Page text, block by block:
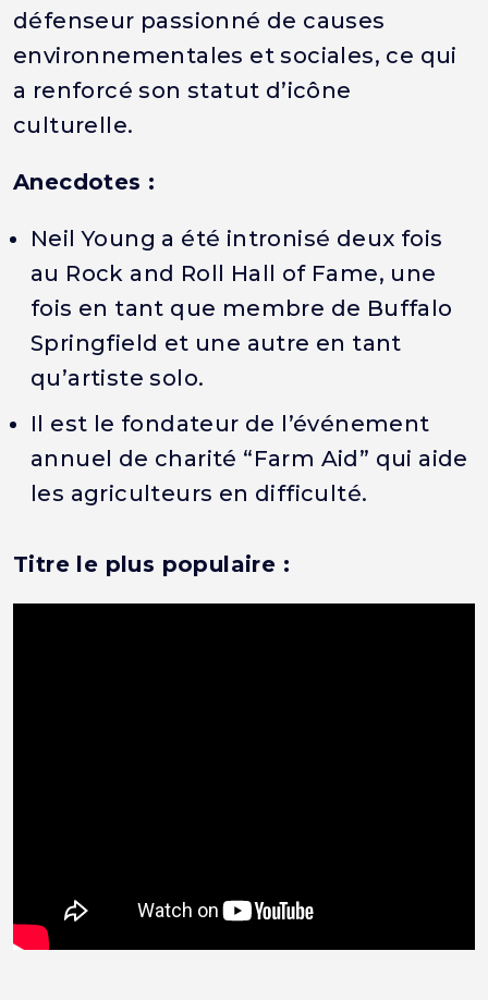
défenseur passionné de causes
environnementales et sociales, ce qui
a renforcé son statut d’icône
culturelle.
Anecdotes :
Neil Young a été intronisé deux fois
au Rock and Roll Hall of Fame, une
fois en tant que membre de Buffalo
Springfield et une autre en tant
qu’artiste solo.
Il est le fondateur de l’événement
annuel de charité “Farm Aid” qui aide
les agriculteurs en difficulté.
Titre le plus populaire :